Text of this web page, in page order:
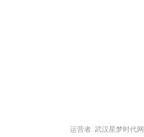
运营者: 武汉星梦时代